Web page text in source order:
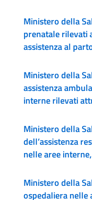
SIAD
Ministero della
prenatale rilevati
assistenza al
Ministero della
assistenza
interne rilevati
Ministero della
dell’assistenza
nelle aree
Ministero della
ospedaliera nelle